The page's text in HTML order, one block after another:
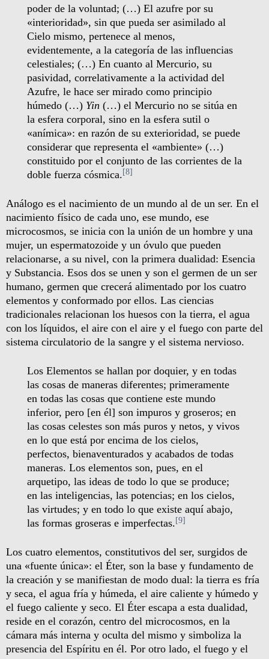
poder de la voluntad; (…) El azufre por su
«interioridad», sin que pueda ser asimilado al
Cielo mismo, pertenece al menos,
evidentemente, a la categoría de las influencias
celestiales; (…) En cuanto al Mercurio, su
pasividad, correlativamente a la actividad del
Azufre, le hace ser mirado como principio
húmedo (…) Yin (…) el Mercurio no se sitúa en
la esfera corporal, sino en la esfera sutil o
«anímica»: en razón de su exterioridad, se puede
considerar que representa el «ambiente» (…)
constituido por el conjunto de las corrientes de la
doble fuerza cósmica.[8]
Análogo es el nacimiento de un mundo al de un ser. En el
nacimiento físico de cada uno, ese mundo, ese
microcosmos, se inicia con la unión de un hombre y una
mujer, un espermatozoide y un óvulo que pueden
relacionarse, a su nivel, con la primera dualidad: Esencia
y Substancia. Esos dos se unen y son el germen de un ser
humano, germen que crecerá alimentado por los cuatro
elementos y conformado por ellos. Las ciencias
tradicionales relacionan los huesos con la tierra, el agua
con los líquidos, el aire con el aire y el fuego con parte del
sistema circulatorio de la sangre y el sistema nervioso.
Los Elementos se hallan por doquier, y en todas
las cosas de maneras diferentes; primeramente
en todas las cosas que contiene este mundo
inferior, pero [en él] son impuros y groseros; en
las cosas celestes son más puros y netos, y vivos
en lo que está por encima de los cielos,
perfectos, bienaventurados y acabados de todas
maneras. Los elementos son, pues, en el
arquetipo, las ideas de todo lo que se produce;
en las inteligencias, las potencias; en los cielos,
las virtudes; y en todo lo que existe aquí abajo,
las formas groseras e imperfectas.[9]
Los cuatro elementos, constitutivos del ser, surgidos de
una «fuente única»: el Éter, son la base y fundamento de
la creación y se manifiestan de modo dual: la tierra es fría
y seca, el agua fría y húmeda, el aire caliente y húmedo y
el fuego caliente y seco. El Éter escapa a esta dualidad,
reside en el corazón, centro del microcosmos, en la
cámara más interna y oculta del mismo y simboliza la
presencia del Espíritu en él. Por otro lado, el fuego y el